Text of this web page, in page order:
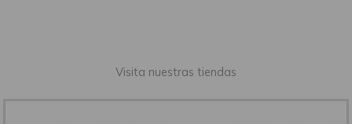
Visita nuestras tiendas